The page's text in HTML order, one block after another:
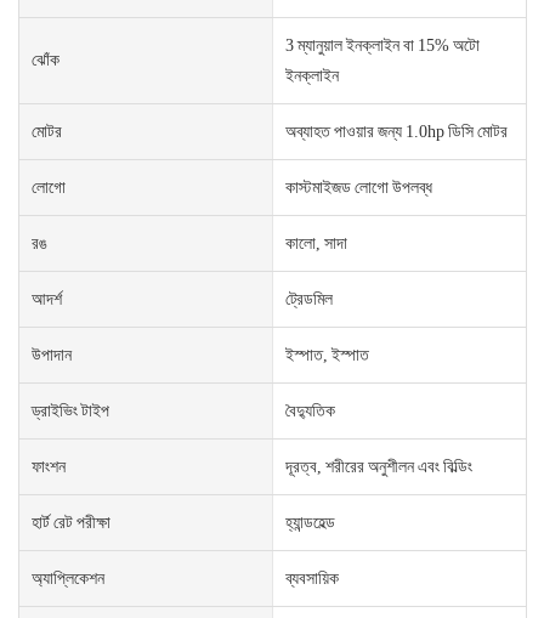
ঝোঁক
3 ম্যানুয়াল ইনক্লাইন বা 15% অটো
ইনক্লাইন
মোটর অব্যাহত পাওয়ার জন্য 1.0hp ডিসি মোটর
লোগো কাস্টমাইজড লোগো উপলব্ধ
রঙ কালো, সাদা
আদর্শ ট্রেডমিল
উপাদান ইস্পাত, ইস্পাত
ড্রাইভিং টাইপ বৈদ্যুতিক
ফাংশন দূরত্ব, শরীরের অনুশীলন এবং বিল্ডিং
হার্ট রেট পরীক্ষা হ্যান্ডহেল্ড
অ্যাপ্লিকেশন ব্যবসায়িক